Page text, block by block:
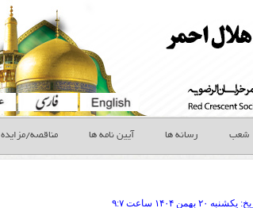
شعب رسانه ها آیین نامه ها مناقصه/مزایده
۱۴۰۴ يکشنبه ۲۰ بهمن ساعت ۹:۷